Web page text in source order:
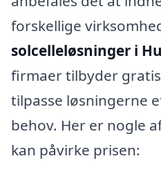
forskellige
solcelleløsninger i
firmaer tilbyder
tilpasse løsningerne
behov. Her er nogle
kan påvirke prisen: